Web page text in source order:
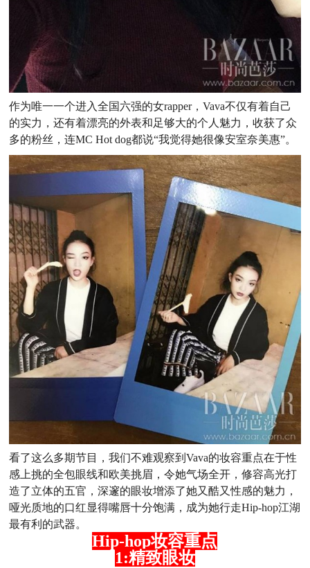
作为唯一一个进入全国六强的女rapper，Vava不仅有着自己
的实力，还有着漂亮的外表和足够大的个人魅力，收获了众
多的粉丝，连MC Hot dog都说“我觉得她很像安室奈美惠”。
看了这么多期节目，我们不难观察到Vava的妆容重点在于性
感上挑的全包眼线和欧美挑眉，令她气场全开，修容高光打
造了立体的五官，深邃的眼妆增添了她又酷又性感的魅力，
哑光质地的口红显得嘴唇十分饱满，成为她行走Hip-hop江湖
最有利的武器。
Hip-hop妆容重点
1:精致眼妆